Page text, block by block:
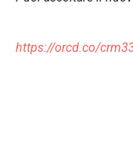
https://orcd.co/